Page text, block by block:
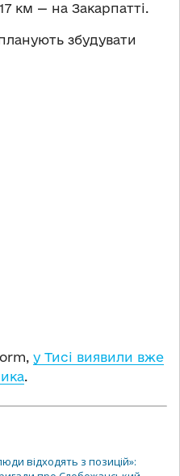
км — на Закарпатті.
збудувати
у Тисі виявили вже
.